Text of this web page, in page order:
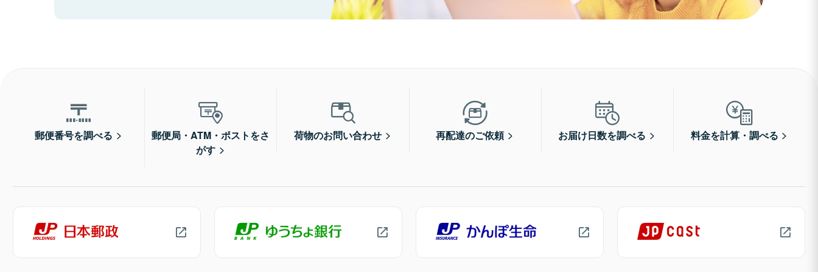
郵便番号を調べる
郵便局・ATM・ポストをさ
がす
荷物のお問い合わせ 再配達のご依頼 お届け日数を調べる 料金を計算・調べる